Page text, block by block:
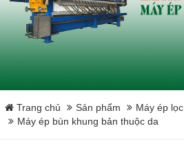
Trang chủ Sản phẩm
Máy ép
Máy ép bùn khung bản thuộc da